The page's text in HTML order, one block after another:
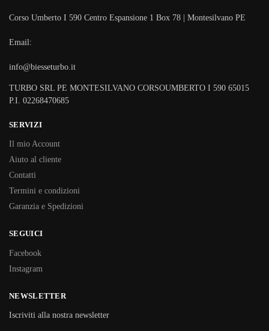
Corso Umberto I 590 Centro Espansione 1 Box 78 | Montesilvano PE
Email:
info@biesseturbo.it
TURBO SRL PE MONTESILVANO CORSOUMBERTO I 590 65015
P.I. 02268470685
SERVIZI
Il mio Account
Aiuto al cliente
Contatti
Termini e condizioni
Garanzia e Spedizioni
SEGUICI
Facebook
Instagram
NEWSLETTER
Iscriviti alla nostra newsletter